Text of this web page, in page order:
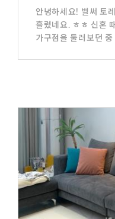
안녕하세요! 벌써 토레에서 소파를 구입하고 시간이 꽤
흘렀네요. ㅎㅎ 신혼 때 가구를 구입하기 위해 여러
가구점을 둘러보던